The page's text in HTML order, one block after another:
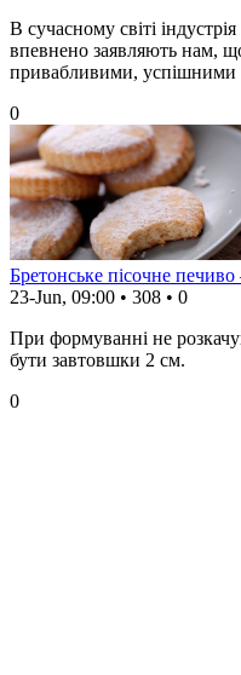
В сучасному світі
впевнено заявляють нам,
привабливими, успішними
0
Бретонське пісочне
23-Jun, 09:00 • 308 • 0
При формуванні не
бути завтовшки 2 см.
0